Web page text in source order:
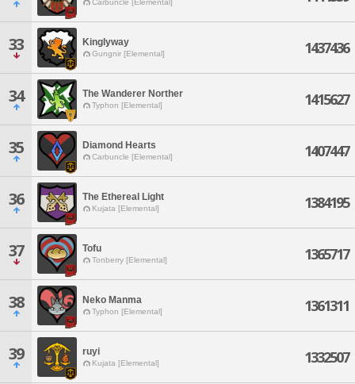
Carbuncle [Elemental]
33 Kinglyway
Gungnir [Elemental] 1437436
34 The Wanderer Norther
Typhon [Elemental] 1415627
35 Diamond Hearts
Carbuncle [Elemental] 1407447
36 The Ethereal Light
Kujata [Elemental] 1384195
37 Tofu
Tonberry [Elemental] 1365717
38 Neko Manma
Typhon [Elemental] 1361311
39 ruyi
Kujata [Elemental] 1332507